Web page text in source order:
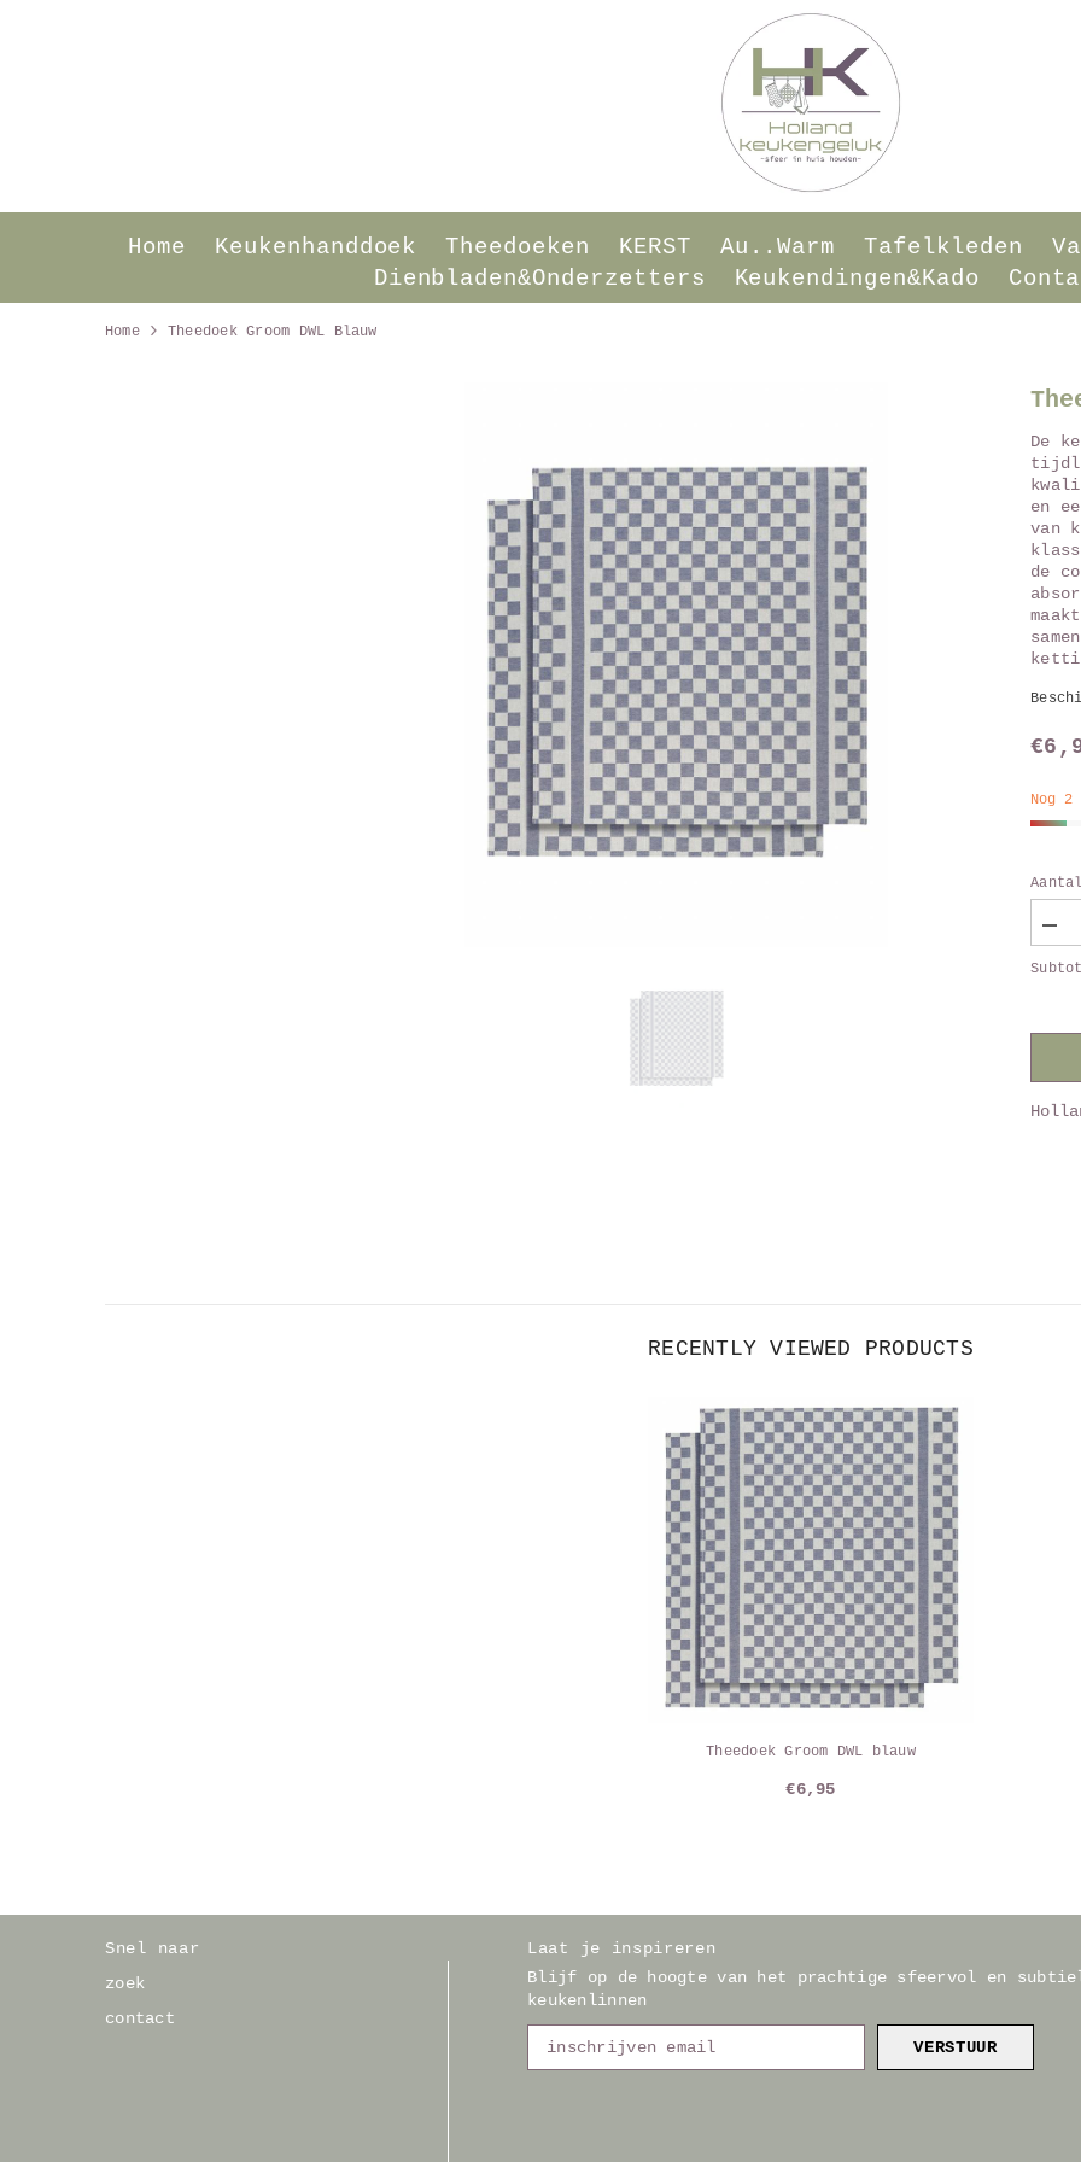
Home Keukenhanddoek Theedoeken KERST Au..warm Tafelkleden
Dienbladen&onderzetters
Keukendingen&Kado
Home Theedoek Groom DWL Blauw
De
en
van
de
Nog
van
RECENTLY VIEWED PRODUCTS
Theedoek Groom DWL blauw
€6,95
Snel naar
zoek
contact
Laat je inspireren
Blijf op de hoogte van het prachtige sfeervol en
keukenlinnen
VERSTUUR